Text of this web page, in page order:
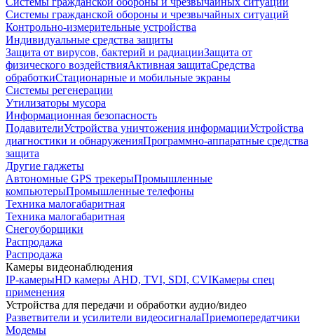
Системы гражданской обороны и чрезвычайных ситуаций
Контрольно-измерительные устройства
Индивидуальные средства защиты
Защита от вирусов, бактерий и радиацииЗащита от
физического воздействияАктивная защитаСредства
обработкиСтационарные и мобильные экраны
Системы регенерации
Утилизаторы мусора
Информационная безопасность
ПодавителиУстройства уничтожения информацииУстройства
диагностики и обнаруженияПрограммно-аппаратные средства
защита
Другие гаджеты
Автономные GPS трекерыПромышленные
компьютерыПромышленные телефоны
Техника малогабаритная
Техника малогабаритная
Снегоуборщики
Распродажа
Распродажа
Камеры видеонаблюдения
IP-камерыHD камеры AHD, TVI, SDI, CVIКамеры спец
применения
Устройства для передачи и обработки аудио/видео
Разветвители и усилители видеосигналаПриемопередатчики
Модемы